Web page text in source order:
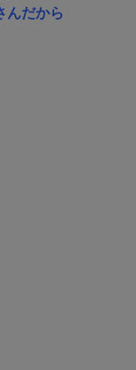
んだから